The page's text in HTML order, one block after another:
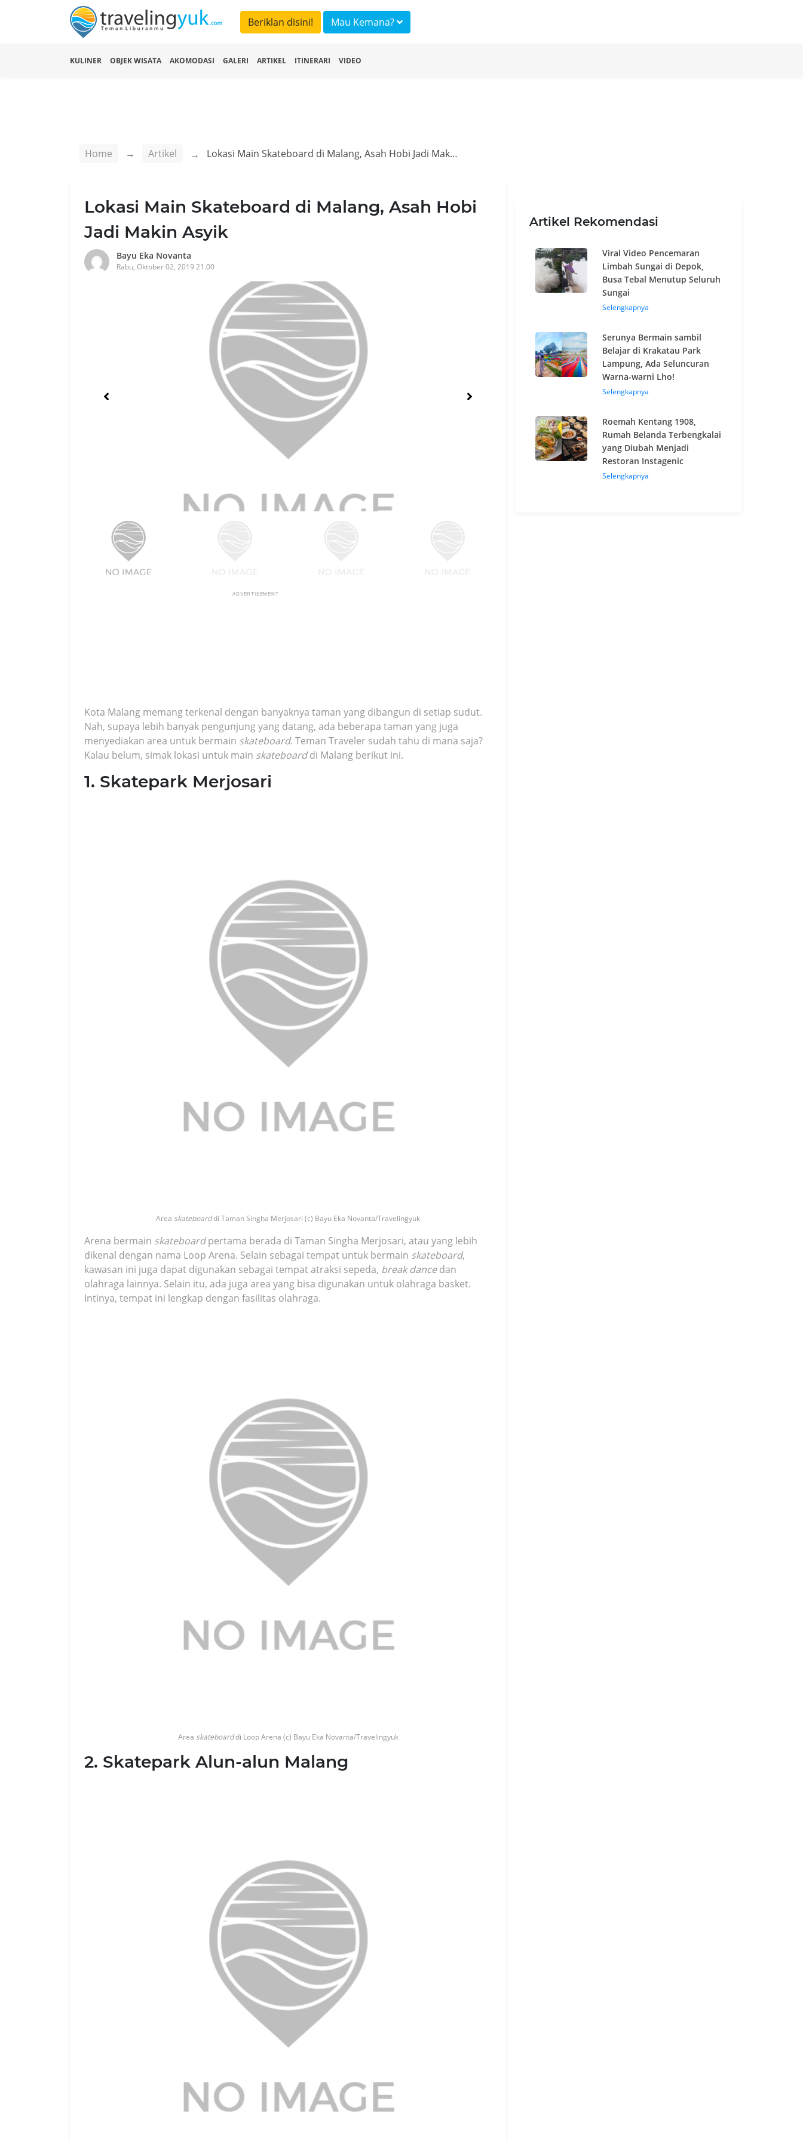
Beriklan disini! Mau Kemana?
KULINER OBJEK WISATA AKOMODASI GALERI ARTIKEL ITINERARI VIDEO
Home Artikel Lokasi Main Skateboard di Malang, Asah Hobi Jadi Makin Asyik
Lokasi Main Skateboard di Malang, Asah Hobi
Jadi Makin Asyik
Bayu Eka Novanta
Rabu, Oktober 02, 2019 21.00
ADVERTISEMENT
Kota Malang memang terkenal dengan banyaknya taman yang dibangun di setiap sudut.
Nah, supaya lebih banyak pengunjung yang datang, ada beberapa taman yang juga
menyediakan area untuk bermain skateboard. Teman Traveler sudah tahu di mana saja?
Kalau belum, simak lokasi untuk main skateboarddi Malang berikut ini.
1. Skatepark Merjosari
Area skateboarddi Taman Singha Merjosari (c) Bayu Eka Novanta/Travelingyuk
Arena bermain skateboardpertama berada di Taman Singha Merjosari, atau yang lebih
dikenal dengan nama Loop Arena. Selain sebagai tempat untuk bermain skateboard,
kawasan ini juga dapat digunakan sebagai tempat atraksi sepeda, break dancedan
olahraga lainnya. Selain itu, ada juga area yang bisa digunakan untuk olahraga basket.
Intinya, tempat ini lengkap dengan fasilitas olahraga.
Area skateboarddi Loop Arena (c) Bayu Eka Novanta/Travelingyuk
2. Skatepark Alun-alun Malang
Artikel Rekomendasi
Viral Video Pencemaran
Limbah Sungai di Depok,
Busa Tebal Menutup Seluruh
Sungai
Selengkapnya
Serunya Bermain sambil
Belajar di Krakatau Park
Lampung, Ada Seluncuran
Warna-warni Lho!
Selengkapnya
Roemah Kentang 1908,
Rumah Belanda Terbengkalai
yang Diubah Menjadi
Restoran Instagenic
Selengkapnya